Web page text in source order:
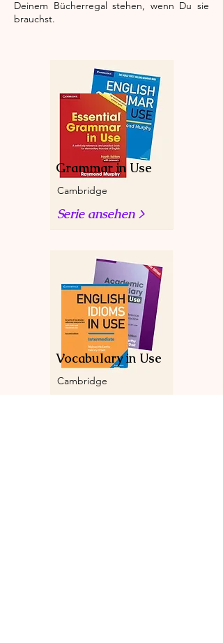
Deinem Bücherregal stehen, wenn Du sie
brauchst.
Grammar in Use
Cambridge
Serie ansehen >
Vocabulary in Use
Cambridge